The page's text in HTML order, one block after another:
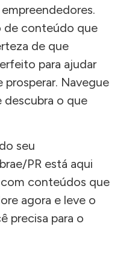
de conteúdo que
de que
para ajudar
Navegue
descubra o que
seu
PR está aqui
com conteúdos que
agora e leve o
precisa para o